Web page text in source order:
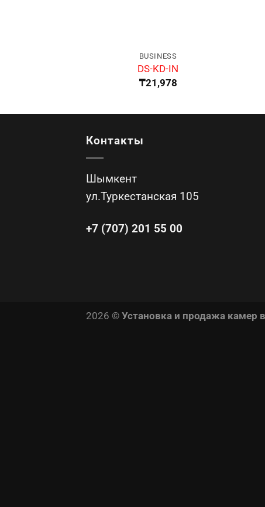
BUSINESS
DS-KD-IN
₸21,978
Контакты
Шымкент
ул.Туркестанская 105
+7 (707) 201 55 00
2026 © Установка и продажа камер